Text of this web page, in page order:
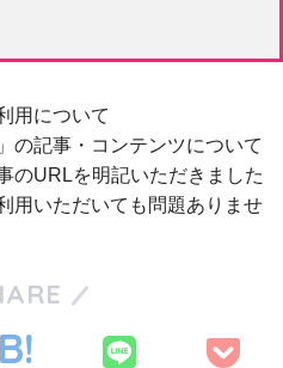
用について
の記事・コンテンツについて
のURLを明記いただきました
用いただいても問題ありませ